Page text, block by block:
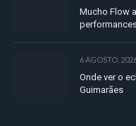
Mucho Flow
6 AGOSTO,
Onde ver o
Guimarães